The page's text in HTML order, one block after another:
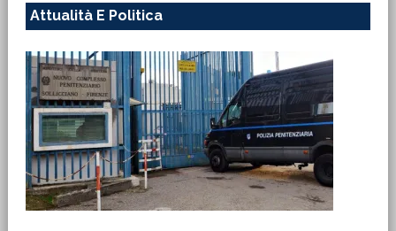
Attualità E Politica